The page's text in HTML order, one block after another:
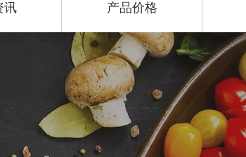
讯 产品价格